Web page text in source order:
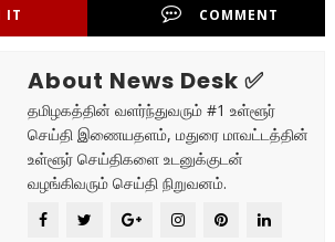
IT COMMENT
About News Desk ✅
தமிழகத்தின் வளர்ந்துவரும் #1 உள்ளூர்
செய்தி இணையதளம், மதுரை மாவட்டத்தின்
உள்ளூர் செய்திகளை உடனுக்குடன்
வழங்கிவரும் செய்தி நிறுவனம்.